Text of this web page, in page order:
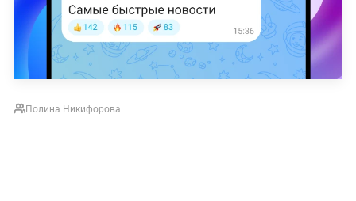
Полина Никифорова